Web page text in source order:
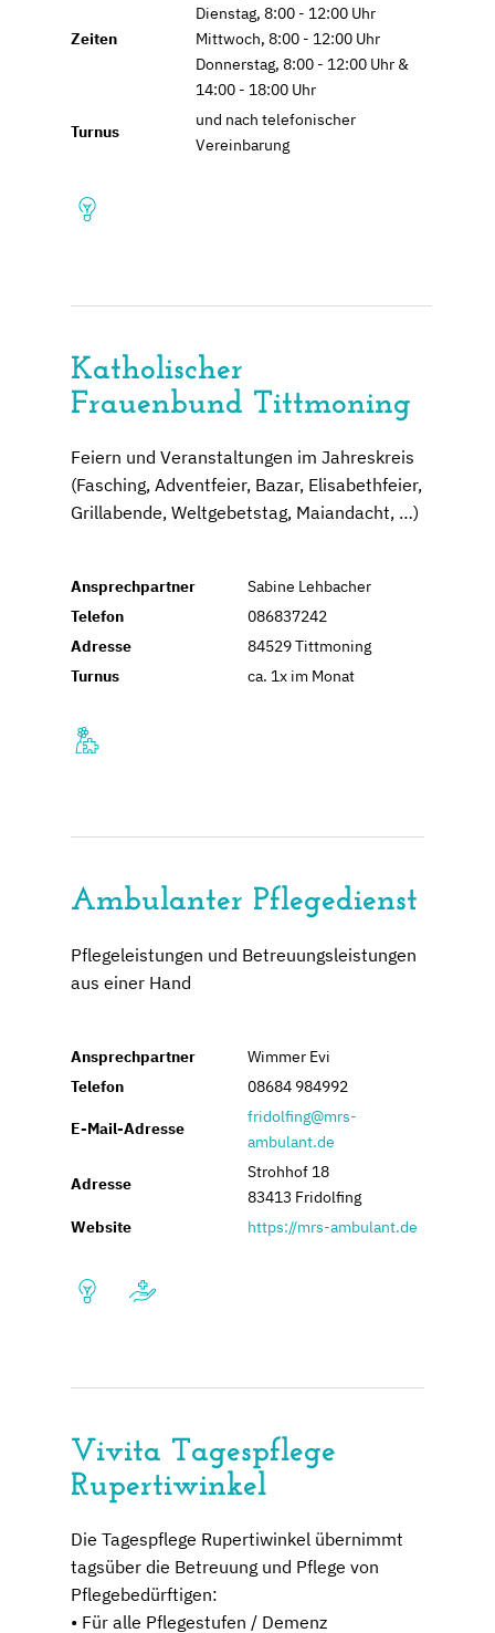
Zeiten
Dienstag, 8:00 - 12:00 Uhr
Mittwoch, 8:00 - 12:00 Uhr
Donnerstag, 8:00 - 12:00 Uhr &
14:00 - 18:00 Uhr
Turnus
und nach telefonischer
Vereinbarung
Katholischer
Frauenbund Tittmoning
Feiern und Veranstaltungen im Jahreskreis
(Fasching, Adventfeier, Bazar, Elisabethfeier,
Grillabende, Weltgebetstag, Maiandacht, …)
Ansprechpartner
Sabine Lehbacher
Telefon
086837242
Adresse
84529 Tittmoning
Turnus
ca. 1x im Monat
Ambulanter Pflegedienst
Pflegeleistungen und Betreuungsleistungen
aus einer Hand
Ansprechpartner
Wimmer Evi
Telefon
08684 984992
E-Mail-Adresse
fridolfing@mrs-
ambulant.de
Adresse
Strohhof 18
83413 Fridolfing
Website
https://mrs-ambulant.de
Vivita Tagespflege
Rupertiwinkel
Die Tagespflege Rupertiwinkel übernimmt
tagsüber die Betreuung und Pflege von
Pflegebedürftigen:
• Für alle Pflegestufen / Demenz